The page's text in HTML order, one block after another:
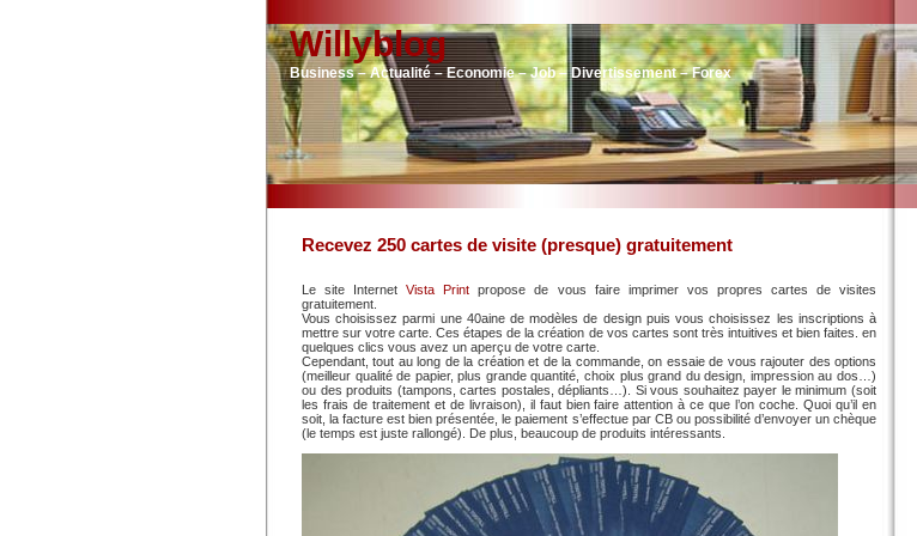
Willyblog
Business – Actualité – Economie – Job – Divertissement – Forex
Recevez 250 cartes de visite (presque) gratuitement
Le site InternetVista Print propose de vous faire imprimer vos propres cartes de visites
gratuitement.
Vous choisissez parmi une 40aine de modèles de design puis vous choisissez les inscriptions à
mettre sur votre carte. Ces étapes de la création de vos cartes sont très intuitives et bien faites. en
quelques clics vous avez un aperçu de votre carte.
Cependant, tout au long de la création et de la commande, on essaie de vous rajouter des options
(meilleur qualité de papier, plus grande quantité, choix plus grand du design, impression au dos…)
ou des produits (tampons, cartes postales, dépliants…). Si vous souhaitez payer le minimum (soit
les frais de traitement et de livraison), il faut bien faire attention à ce que l’on coche. Quoi qu’il en
soit, la facture est bien présentée, le paiement s’effectue par CB ou possibilité d’envoyer un chèque
(le temps est juste rallongé). De plus, beaucoup de produits intéressants.